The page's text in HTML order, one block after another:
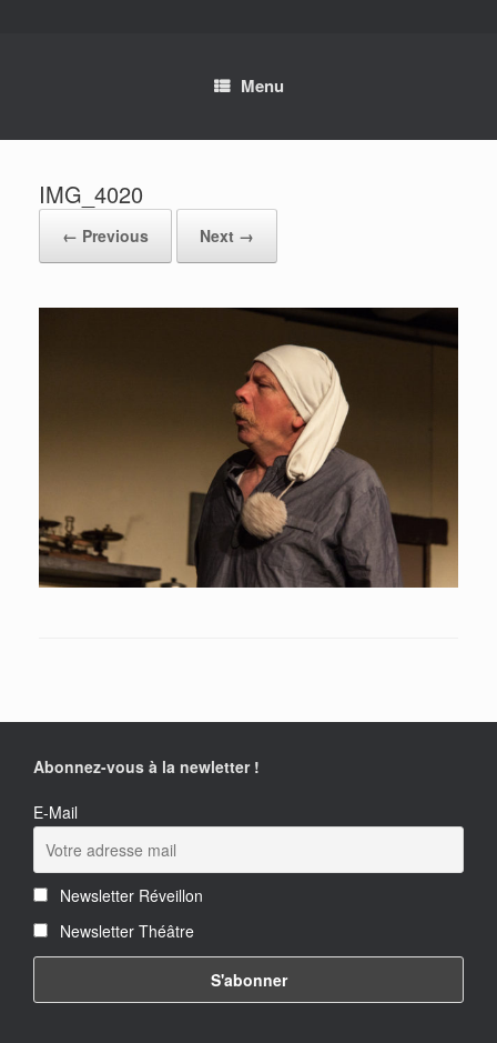
Menu
IMG_4020
← Previous Next →
Abonnez-vous à la newletter !
E-Mail
Newsletter Réveillon
Newsletter Théâtre